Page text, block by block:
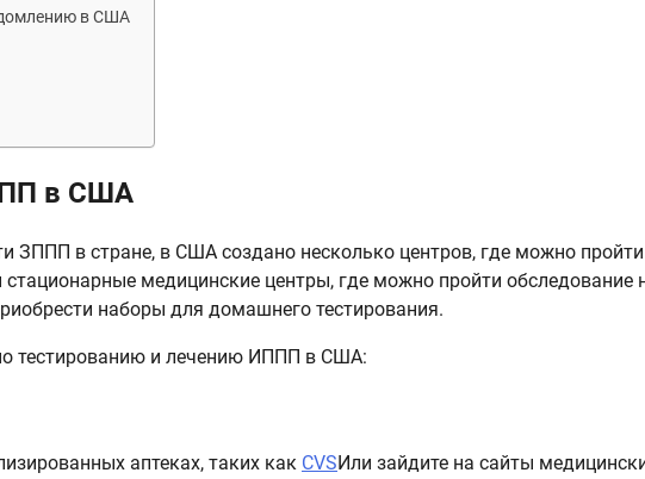
в США
в США
ЗППП в стране, в США создано несколько центров, где можно пройти
медицинские центры, где можно пройти обследование
наборы для домашнего тестирования.
тестированию и лечению ИППП в США:
аптеках, таких как CVS Или зайдите на сайты